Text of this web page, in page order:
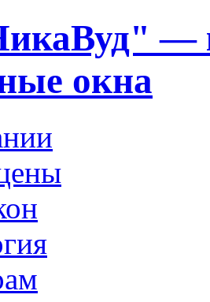
—
окна